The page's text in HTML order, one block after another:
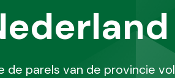
de parels van de provincie vol